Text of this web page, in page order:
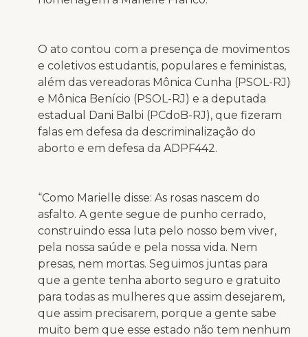
O ato contou com a presença de movimentos
e coletivos estudantis, populares e feministas,
além das vereadoras Mônica Cunha (PSOL-RJ)
e Mônica Benício (PSOL-RJ) e a deputada
estadual Dani Balbi (PCdoB-RJ), que fizeram
falas em defesa da descriminalização do
aborto e em defesa da ADPF442.
“Como Marielle disse: As rosas nascem do
asfalto. A gente segue de punho cerrado,
construindo essa luta pelo nosso bem viver,
pela nossa saúde e pela nossa vida. Nem
presas, nem mortas. Seguimos juntas para
que a gente tenha aborto seguro e gratuito
para todas as mulheres que assim desejarem,
que assim precisarem, porque a gente sabe
muito bem que esse estado não tem nenhum